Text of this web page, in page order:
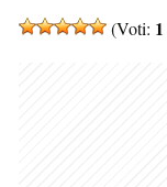
(Voti: 1